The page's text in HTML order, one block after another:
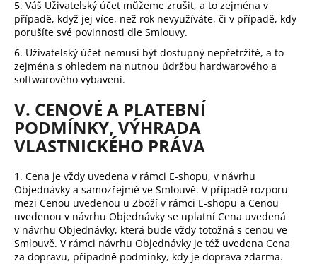
5. Váš Uživatelský účet můžeme zrušit, a to zejména v
případě, když jej více, než rok nevyužíváte, či v případě, kdy
porušíte své povinnosti dle Smlouvy.
6. Uživatelský účet nemusí být dostupný nepřetržitě, a to
zejména s ohledem na nutnou údržbu hardwarového a
softwarového vybavení.
V. CENOVÉ A PLATEBNÍ
PODMÍNKY, VÝHRADA
VLASTNICKÉHO PRÁVA
1. Cena je vždy uvedena v rámci E-shopu, v návrhu
Objednávky a samozřejmě ve Smlouvě. V případě rozporu
mezi Cenou uvedenou u Zboží v rámci E-shopu a Cenou
uvedenou v návrhu Objednávky se uplatní Cena uvedená
v návrhu Objednávky, která bude vždy totožná s cenou ve
Smlouvě. V rámci návrhu Objednávky je též uvedena Cena
za dopravu, případně podmínky, kdy je doprava zdarma.